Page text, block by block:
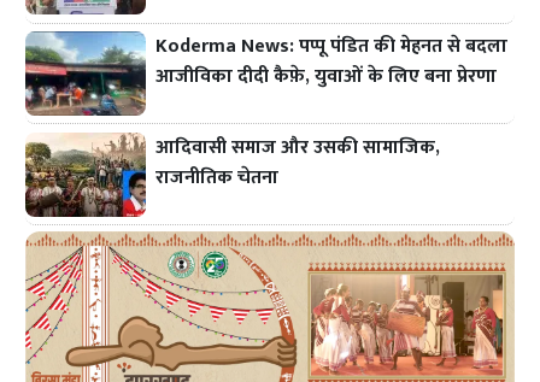
Koderma News: पप्पू पंडित की मेहनत से बदला
आजीविका दीदी कैफ़े, युवाओं के लिए बना प्रेरणा
आदिवासी समाज और उसकी सामाजिक,
राजनीतिक चेतना